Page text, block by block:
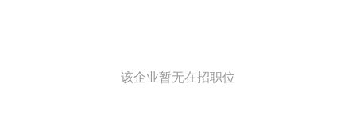
该企业暂无在招职位